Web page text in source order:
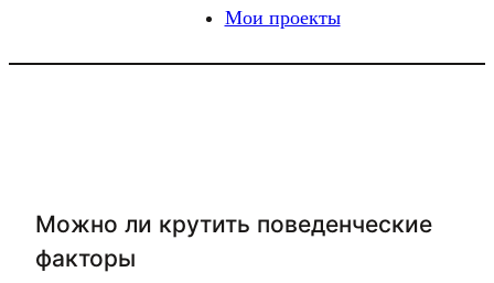
Мои проекты
Можно ли крутить поведенческие
факторы